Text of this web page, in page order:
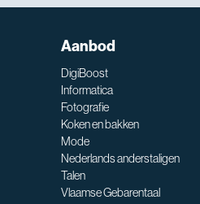
Aanbod
DigiBoost
Informatica
Fotografie
Koken en bakken
Mode
Nederlands anderstaligen
Talen
Vlaamse Gebarentaal